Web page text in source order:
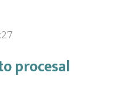
procesal